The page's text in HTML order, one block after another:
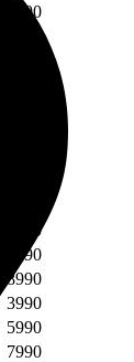
5490
7490
5990
8990
3990
5990
7990